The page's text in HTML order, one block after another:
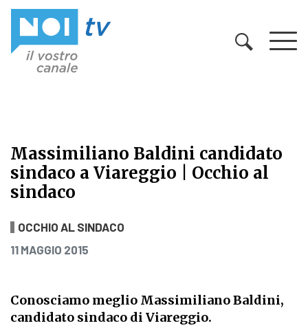
Massimiliano Baldini candidato
sindaco a Viareggio | Occhio al
sindaco
Massimiliano Baldini candidato
OCCHIO AL SINDACO
PUBBLICATO IL
11 MAGGIO 2015
Conosciamo meglio Massimiliano Baldini,
candidato sindaco di Viareggio.